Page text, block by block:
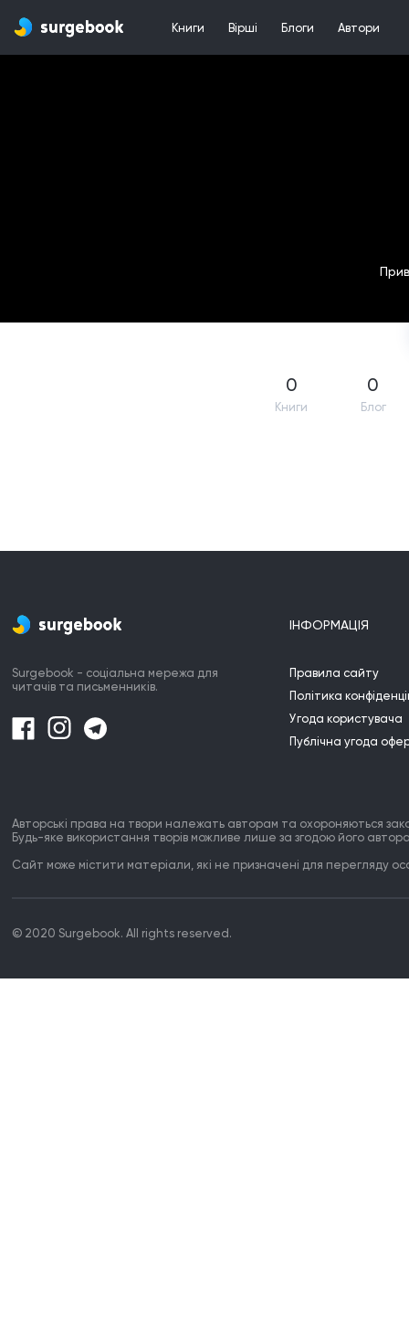
Книги Вірші Блоги Автори
0
Книги
0
Блог
Surgebook - соціальна мережа для
читачів та письменників.
ІНФОРМАЦІЯ
Правила сайту
Політика
Угода користувача
Публічна угода
Авторські права на твори належать авторам та охороняються
Будь-яке використання творів можливе лише за згодою його
Сайт може містити матеріали, які не призначені для перегляду
© 2020 Surgebook. All rights reserved.